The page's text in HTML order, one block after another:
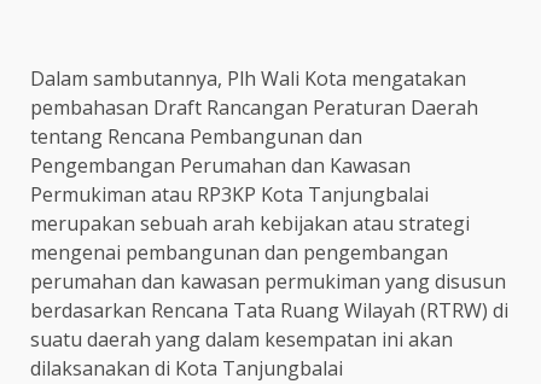
Dalam sambutannya, Plh Wali Kota mengatakan
pembahasan Draft Rancangan Peraturan Daerah
tentang Rencana Pembangunan dan
Pengembangan Perumahan dan Kawasan
Permukiman atau RP3KP Kota Tanjungbalai
merupakan sebuah arah kebijakan atau strategi
mengenai pembangunan dan pengembangan
perumahan dan kawasan permukiman yang disusun
berdasarkan Rencana Tata Ruang Wilayah (RTRW) di
suatu daerah yang dalam kesempatan ini akan
dilaksanakan di Kota Tanjungbalai